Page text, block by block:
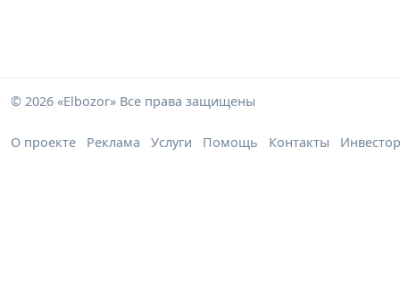
© 2026 «Elbozor» Все права защищены
О проекте Реклама Услуги Помощь Контакты